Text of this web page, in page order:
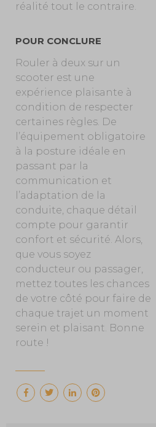
réalité tout le contraire.
POUR CONCLURE
Rouler à deux sur un
scooter est une
expérience plaisante à
condition de respecter
certaines règles. De
l’équipement obligatoire
à la posture idéale en
passant par la
communication et
l’adaptation de la
conduite, chaque détail
compte pour garantir
confort et sécurité. Alors,
que vous soyez
conducteur ou passager,
mettez toutes les chances
de votre côté pour faire de
chaque trajet un moment
serein et plaisant. Bonne
route !